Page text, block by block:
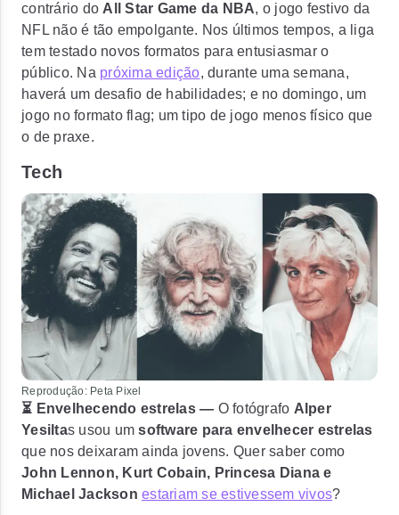
contrário do All Star Game da NBA, o jogo festivo da
NFL não é tão empolgante. Nos últimos tempos, a liga
tem testado novos formatos para entusiasmar o
público. Na próxima edição, durante uma semana,
haverá um desafio de habilidades; e no domingo, um
jogo no formato flag; um tipo de jogo menos físico que
o de praxe.
Tech
Reprodução: Peta Pixel
⏳ Envelhecendo estrelas — O fotógrafo Alper
Yesiltas usou umsoftware para envelhecer estrelas
que nos deixaram ainda jovens. Quer saber como
John Lennon, Kurt Cobain, Princesa Diana e
Michael Jackson estariam se estivessem vivos?